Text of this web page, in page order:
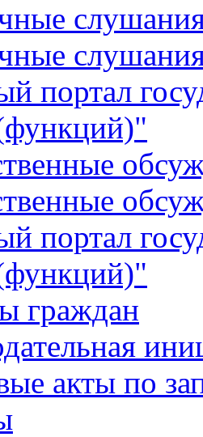
портал
портал
граждан
акты по